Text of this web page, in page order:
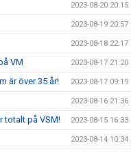
2023-08-20 20:15
2023-08-19 20:57
2023-08-18 22:17
VM 2023-08-17 21:20
är över 35 år! 2023-08-17 09:19
2023-08-16 21:36
totalt på VSM! 2023-08-15 16:33
2023-08-14 10:34